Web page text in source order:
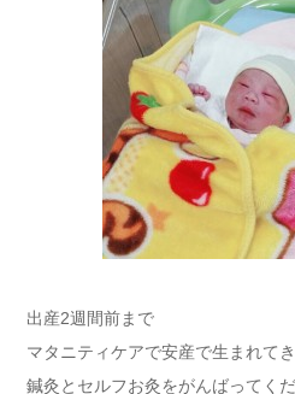
出産2週間前まで
マタニティケアで安産で生まれて
鍼灸とセルフお灸をがんばってく